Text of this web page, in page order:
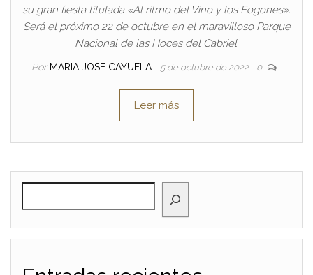
su gran fiesta titulada «Al ritmo del Vino y los Fogones».
Será el próximo 22 de octubre en el maravilloso Parque
Nacional de las Hoces del Cabriel.
Por MARIA JOSE CAYUELA 5 de octubre de 2022 0
Leer más